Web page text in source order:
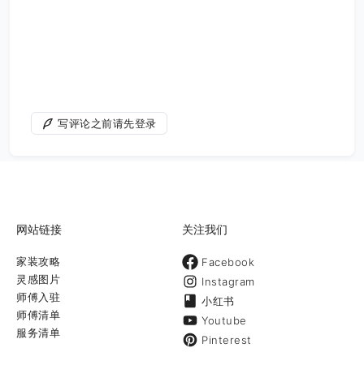
写评论之前请先登录
网站链接
家装攻略
灵感图片
师傅入驻
师傅清单
服务清单
关注我们
Facebook
Instagram
小红书
Youtube
Pinterest